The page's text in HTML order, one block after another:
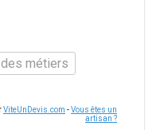
métiers
ViteUnDevis.com -Vous êtes un
artisan ?